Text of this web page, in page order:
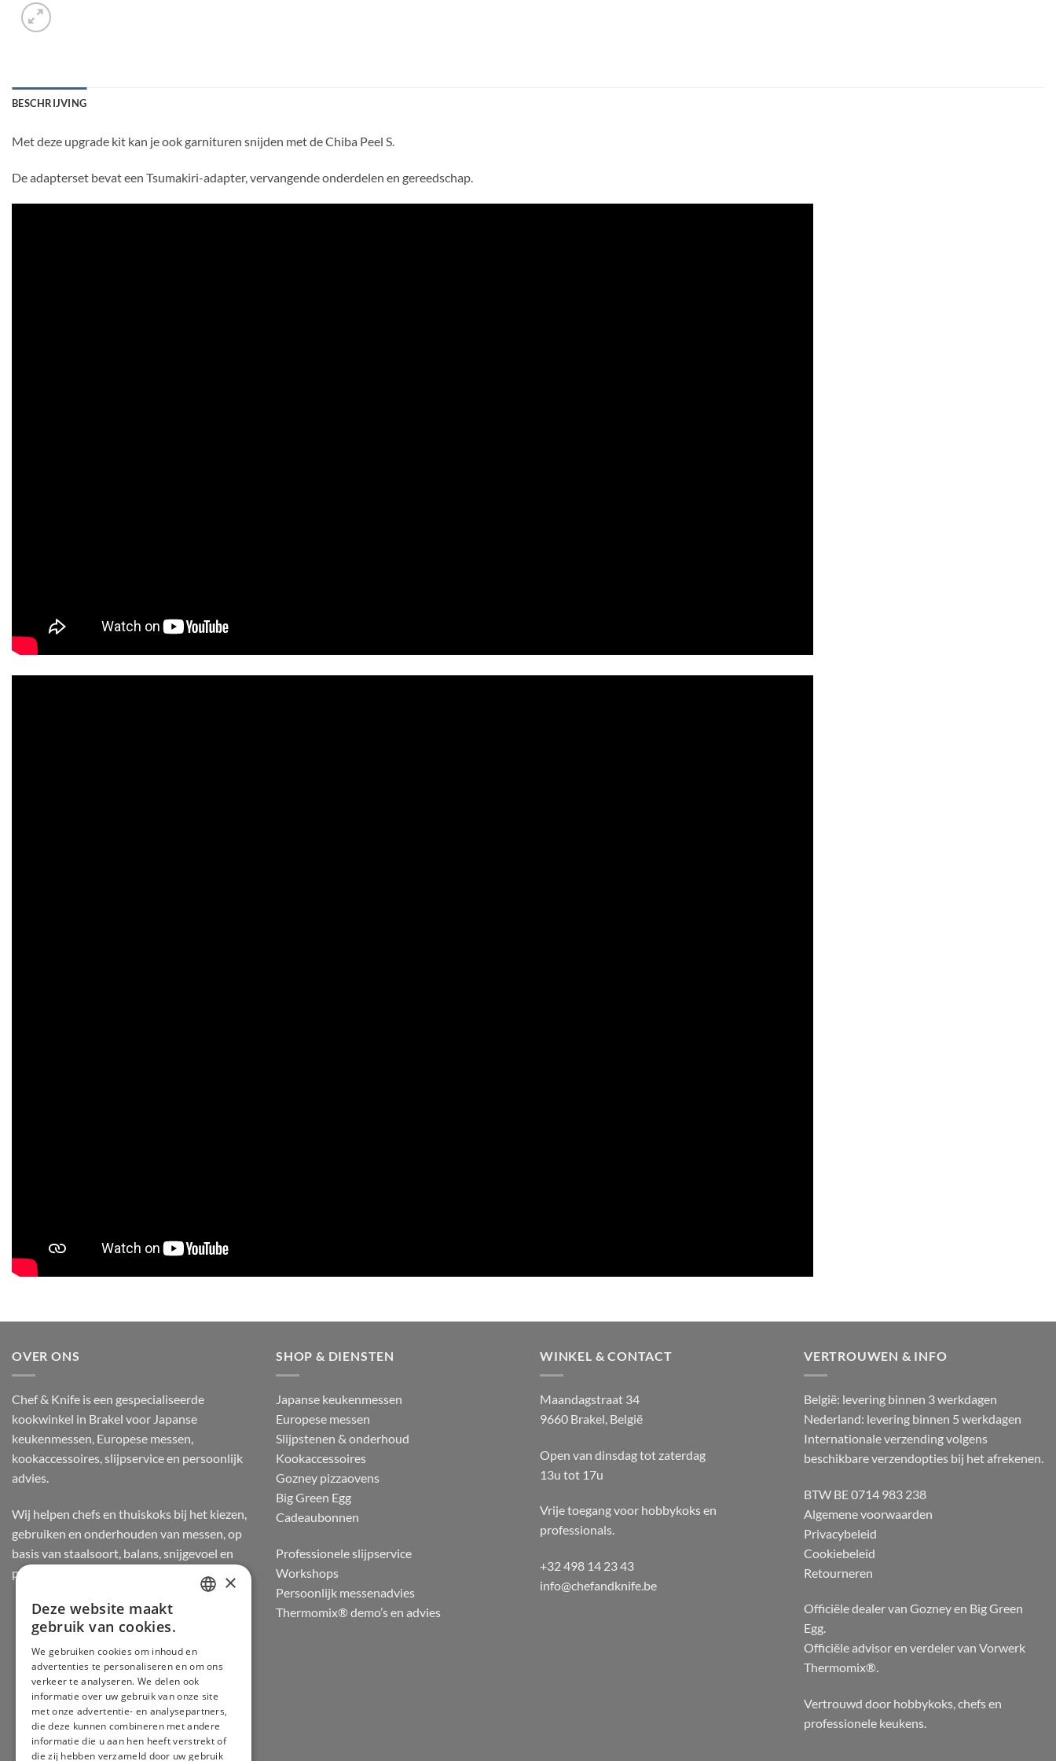
BESCHRIJVING
Met deze upgrade kit kan je ook garnituren snijden met de Chiba Peel S.
De adapterset bevat een Tsumakiri-adapter, vervangende onderdelen en gereedschap.
OVER ONS
Chef & Knife is een gespecialiseerde
kookwinkel in Brakel voor Japanse
keukenmessen, Europese messen,
kookaccessoires, slijpservice en persoonlijk
advies.
Wij helpen chefs en thuiskoks bij het kiezen,
gebruiken en onderhouden van messen, op
basis van staalsoort, balans, snijgevoel en
praktijkervaring.
SHOP & DIENSTEN
Japanse keukenmessen
Europese messen
Slijpstenen & onderhoud
Kookaccessoires
Gozney pizzaovens
Big Green Egg
Cadeaubonnen
Professionele slijpservice
Workshops
Persoonlijk messenadvies
Thermomix® demo’s en advies
WINKEL & CONTACT
Maandagstraat 34
9660 Brakel, België
Open van dinsdag tot zaterdag
13u tot 17u
Vrije toegang voor hobbykoks en
professionals.
+32 498 14 23 43
info@chefandknife.be
VERTROUWEN & INFO
België: levering binnen 3 werkdagen
Nederland: levering binnen 5 werkdagen
Internationale verzending volgens
beschikbare verzendopties bij het afrekenen.
BTW BE 0714 983 238
Algemene voorwaarden
Privacybeleid
Cookiebeleid
Retourneren
Officiële dealer van Gozney en Big Green
Egg.
Officiële advisor en verdeler van Vorwerk
Thermomix®.
Vertrouwd door hobbykoks, chefs en
professionele keukens.
GERMAN
ENGLISH
×
Deze website maakt
gebruik van cookies.
We gebruiken cookies om inhoud en
advertenties te personaliseren en om ons
verkeer te analyseren. We delen ook
informatie over uw gebruik van onze site
met onze advertentie- en analysepartners,
die deze kunnen combineren met andere
informatie die u aan hen heeft verstrekt of
die zij hebben verzameld door uw gebruik